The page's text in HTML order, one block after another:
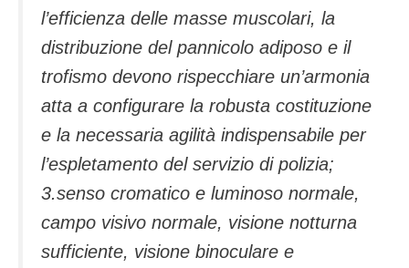
l’efficienza delle masse muscolari, la
distribuzione del pannicolo adiposo e il
trofismo devono rispecchiare un’armonia
atta a configurare la robusta costituzione
e la necessaria agilità indispensabile per
l’espletamento del servizio di polizia;
3.senso cromatico e luminoso normale,
campo visivo normale, visione notturna
sufficiente, visione binoculare e